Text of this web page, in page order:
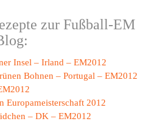
zur Fußball-EM
Insel – Irland – EM2012
Bohnen – Portugal – EM2012
2012
– DK – EM2012